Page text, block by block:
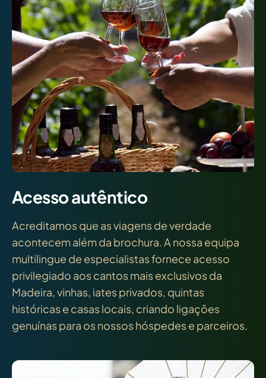
Acesso autêntico
Acreditamos que as viagens de verdade
acontecem além da brochura. A nossa equipa
multilingue de especialistas fornece acesso
privilegiado aos cantos mais exclusivos da
Madeira, vinhas, iates privados, quintas
históricas e casas locais, criando ligações
genuínas para os nossos hóspedes e parceiros.